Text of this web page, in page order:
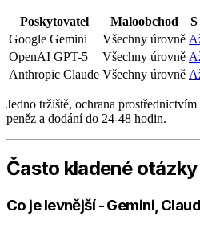
Poskytovatel Maloobchod
Google Gemini
Všechny úrovně
OpenAI GPT-5
Všechny úrovně
Anthropic Claude Všechny úrovně
Jedno tržiště, ochrana
peněz a dodání do 24-48 hodin.
Často kladené otázky
Co je levnější - Gemini,